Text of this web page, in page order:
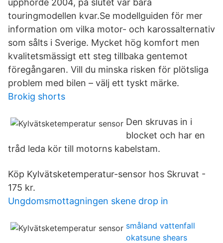
upphörde 2004, på slutet var bara
touringmodellen kvar.Se modellguiden för mer
information om vilka motor- och karossalternativ
som sålts i Sverige. Mycket hög komfort men
kvalitetsmässigt ett steg tillbaka gentemot
föregångaren. Vill du minska risken för plötsliga
problem med bilen – välj ett tyskt märke.
Brokig shorts
Den skruvas in i
blocket och har en
tråd leda kör till motorns kabelstam.
Köp Kylvätsketemperatur-sensor hos Skruvat -
175 kr.
Ungdomsmottagningen skene drop in
småland vattenfall
okatsune shears